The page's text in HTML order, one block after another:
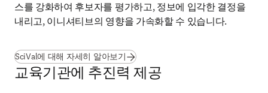
스를 강화하여 후보자를 평가하고, 정보에 입각한 결정을
내리고, 이니셔티브의 영향을 가속화할 수 있습니다.
SciVal에 대해 자세히 알아보기
교육기관에 추진력 제공